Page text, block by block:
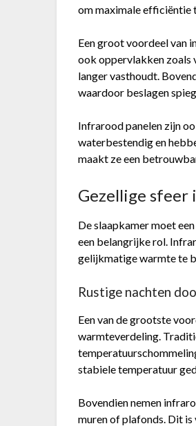
om maximale efficiëntie
Een groot voordeel van
ook oppervlakken zoals
langer vasthoudt.
waardoor beslagen
Infrarood panelen zijn
waterbestendig en
maakt ze een
Gezellige sfeer
De slaapkamer moet
een belangrijke rol.
gelijkmatige warmte te
Rustige nachten
Een van de grootste
warmteverdeling.
stabiele temperatuur
Bovendien nemen
muren of plafonds. Dit